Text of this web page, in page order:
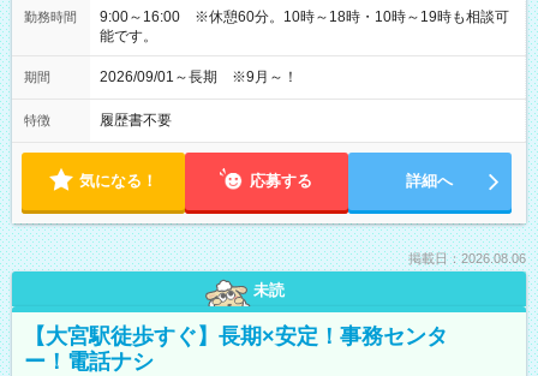
勤務時間
9:00～16:00 ※休憩60分。10時～18時・10時～19時も相談可
能です。
期間 2026/09/01～長期 ※9月～！
特徴 履歴書不要
気になる！ 応募する 詳細へ
掲載日：2026.08.06
未読
【大宮駅徒歩すぐ】長期×安定！事務センタ
ー！電話ナシ